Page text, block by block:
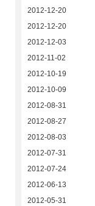
2012-12-20
2012-12-20
2012-12-03
2012-11-02
2012-10-19
2012-10-09
2012-08-31
2012-08-27
2012-08-03
2012-07-31
2012-07-24
2012-06-13
2012-05-31